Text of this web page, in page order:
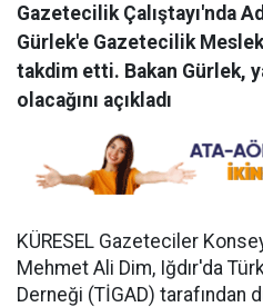
Gazetecilik Çalıştayı'nda
Gürlek'e Gazetecilik Meslek
takdim etti. Bakan Gürlek,
olacağını açıkladı
KÜRESEL Gazeteciler
Mehmet Ali Dim, Iğdır'da
Derneği (TİGAD) tarafından